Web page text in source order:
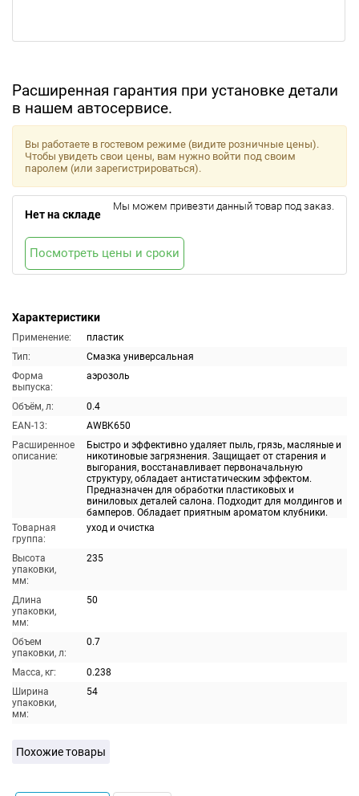
Расширенная гарантия при установке детали
в нашем автосервисе.
Характеристики
Применение:
пластик
Тип:
Смазка универсальная
Форма
выпуска:
аэрозоль
Объём, л:
0.4
EAN-13:
AWBK650
Расширенное
описание:
Быстро и эффективно удаляет пыль, грязь, масляные и
никотиновые загрязнения. Защищает от старения и
выгорания, восстанавливает первоначальную
структуру, обладает антистатическим эффектом.
Предназначен для обработки пластиковых и
виниловых деталей салона. Подходит для молдингов и
бамперов. Обладает приятным ароматом клубники.
Товарная
группа:
уход и очистка
Высота
упаковки,
мм:
235
Длина
упаковки,
мм:
50
Объем
упаковки, л:
0.7
Масса, кг:
0.238
Ширина
упаковки,
мм:
54
Вы работаете в гостевом режиме (видите розничные цены).
Чтобы увидеть свои цены, вам нужно войти под своим
паролем (или зарегистрироваться).
Нет на складе
Мы можем привезти данный товар под заказ.
Посмотреть цены и сроки
Похожие товары